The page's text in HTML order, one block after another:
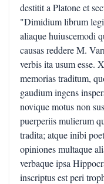
destitit a Platone et
"Dimidium librum
aliaque huiuscemodi
causas reddere M.
verbis ita usum esse.
memorias traditum,
gaudium ingens
novique motus non
puerperiis mulierum
tradita; atque inibi
opiniones multaque
verbaque ipsa
inscriptus est peri